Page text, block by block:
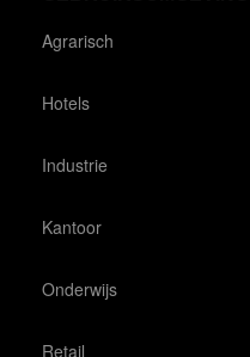
Agrarisch
Hotels
Industrie
Kantoor
Onderwijs
Retail